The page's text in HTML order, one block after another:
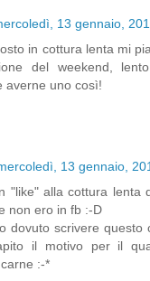
13 gennaio,
in cottura lenta mi
del weekend,
averne uno così!
13 gennaio,
"like" alla cottura lenta
non ero in fb :-D
dovuto scrivere questo
il motivo per il
:-*